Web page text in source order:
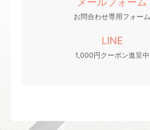
お問合わせ専用フォーム
LINE
1,000円クーポン進呈中